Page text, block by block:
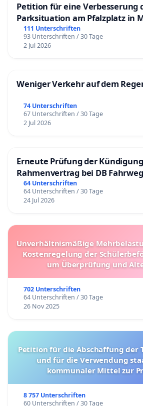
Petition für eine Verbesserung
Parksituation am Pfalzplatz in
111 Unterschriften
93 Unterschriften / 30 Tage
2 Jul 2026
Weniger Verkehr auf dem
74 Unterschriften
67 Unterschriften / 30 Tage
2 Jul 2026
Erneute Prüfung der
Rahmenvertrag bei DB
64 Unterschriften
64 Unterschriften / 30 Tage
24 Jul 2026
Unverhältnismäßige
Kostenregelung der
um Überprüfung und
702 Unterschriften
64 Unterschriften / 30 Tage
26 Nov 2025
Petition für die Abschaffung der Tötungsstationen
und für die Verwendung
kommunaler Mittel zur
8 757 Unterschriften
60 Unterschriften / 30 Tage